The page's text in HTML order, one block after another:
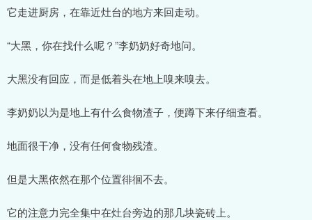
它走进厨房，在靠近灶台的地方来回走动。
“大黑，你在找什么呢？”李奶奶好奇地问。
大黑没有回应，而是低着头在地上嗅来嗅去。
李奶奶以为是地上有什么食物渣子，便蹲下来仔细查看。
地面很干净，没有任何食物残渣。
但是大黑依然在那个位置徘徊不去。
它的注意力完全集中在灶台旁边的那几块瓷砖上。